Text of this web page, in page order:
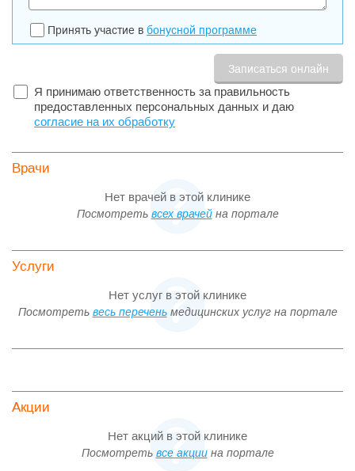
Принять участие в бонусной программе
Я принимаю ответственность за правильность
предоставленных персональных данных и даю
согласие на их обработку
Врачи
Нет врачей в этой клинике
Посмотреть всех врачейна портале
Услуги
Нет услуг в этой клинике
Посмотреть весь переченьмедицинских услуг на портале
Акции
Нет акций в этой клинике
Посмотреть все акциина портале